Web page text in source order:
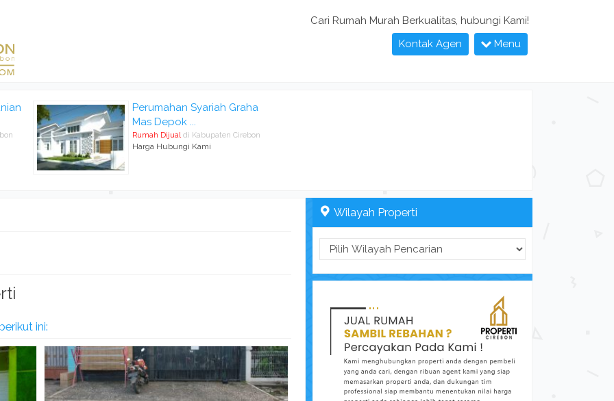
Cari Rumah Murah Berkualitas, hubungi Kami!
Kontak Agen
Menu
Perumahan Syariah Graha
Mas Depok ...
Rumah Dijual di Kabupaten Cirebon
Harga Hubungi Kami
ini:
Wilayah Properti